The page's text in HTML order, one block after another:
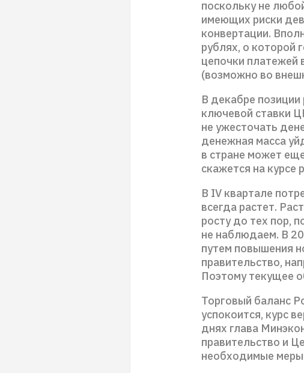
поскольку не
имеющих риски
конвертации.
рублях, о которой
цепочки платежей
(возможно во
В декабре
ключевой ставки
не ужесточать
денежная масса
в стране может
скажется на курсе
В IV квартале
всегда растет.
росту до тех пор,
не наблюдаем. В
путем повышения
правительство,
Поэтому текущее
Торговый баланс
успокоится, курс
днях глава
правительство и
необходимые меры